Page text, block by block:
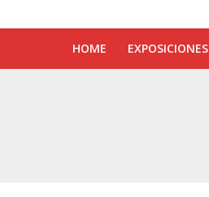
HOME EXPOSICIONES